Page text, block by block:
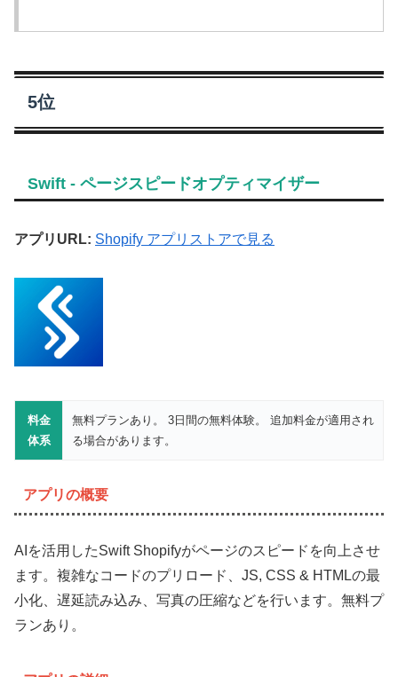
5位
Swift ‑ ページスピードオプティマイザー
アプリURL: Shopify アプリストアで見る
料金
体系
無料プランあり。 3日間の無料体験。 追加料金が適用され
る場合があります。
アプリの概要
AIを活用したSwift Shopifyがページのスピードを向上させ
ます。複雑なコードのプリロード、JS, CSS & HTMLの最
小化、遅延読み込み、写真の圧縮などを行います。無料プ
ランあり。